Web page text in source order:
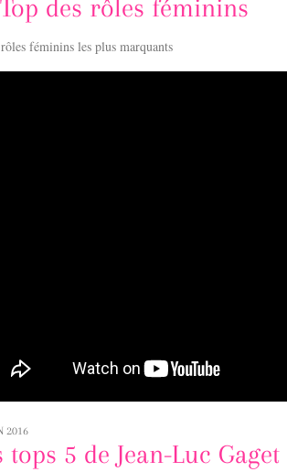
des rôles féminins
féminins les plus marquants
2016
tops 5 de Jean-Luc Gaget